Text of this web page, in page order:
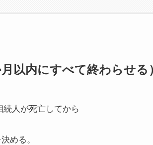
以内にすべて終わらせる
人が死亡してから
める。